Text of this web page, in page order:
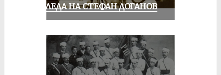
ПОГЛЕДА НА СТЕФАН ДОГАНОВ